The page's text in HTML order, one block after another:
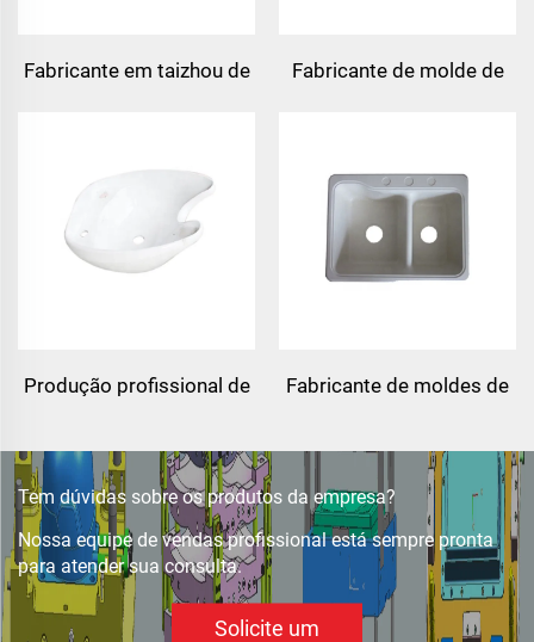
Fabricante em taizhou de
termofixada
Fabricante de molde de
Produção profissional de
molde de pia de lavagem
Fabricante de moldes de
moldes de compressão
de fibra de vidro
Tem dúvidas sobre os produtos da empresa?
Nossa equipe de vendas profissional está sempre pronta
para atender sua consulta.
Solicite um